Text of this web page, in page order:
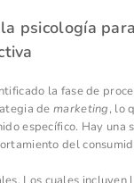
psicología
la fase de
demarketing, lo
específico. Hay una
del